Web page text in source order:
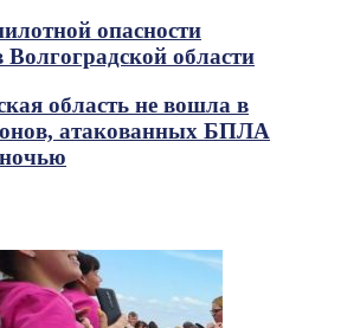
опасности
Волгоградской области
область не вошла в
атакованных БПЛА